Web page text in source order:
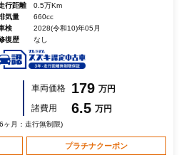
行距離
0.5万Km
気量
660cc
検
2028(令和10)年05月
復歴
なし
車両価格 179 万円
諸費用
6.5 万円
ヶ月：走行無制限)
プラチナクーポン